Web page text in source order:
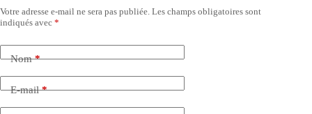
Votre adresse e-mail ne sera pas publiée. Les champs obligatoires sont
indiqués avec *
Nom*
E-mail*